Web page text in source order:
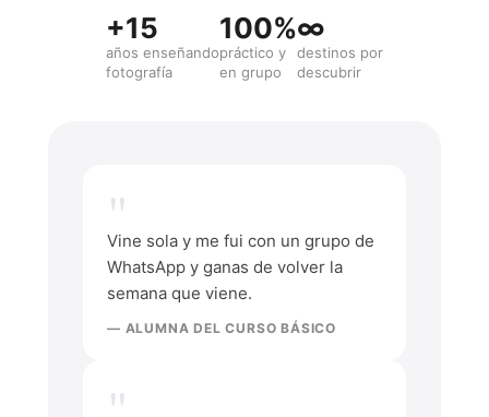
+15
años enseñando
fotografía
100%
práctico y
en grupo
∞
destinos por
descubrir
Vine sola y me fui con un grupo de
WhatsApp y ganas de volver la
semana que viene.
— ALUMNA DEL CURSO BÁSICO